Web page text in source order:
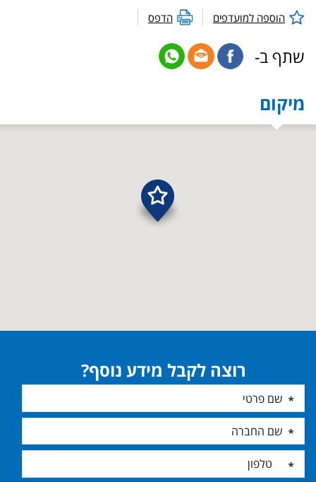
הוספה למועדפים הדפס
שתף ב-
מיקום
רוצה לקבל מידע נוסף?